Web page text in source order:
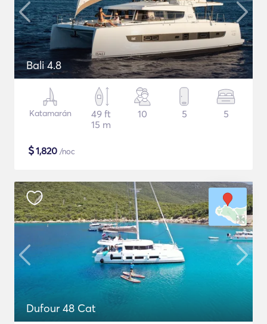
Bali 4.8
Katamarán
49 ft
15 m
10 5 5
$1,820 /noc
Dufour 48 Cat